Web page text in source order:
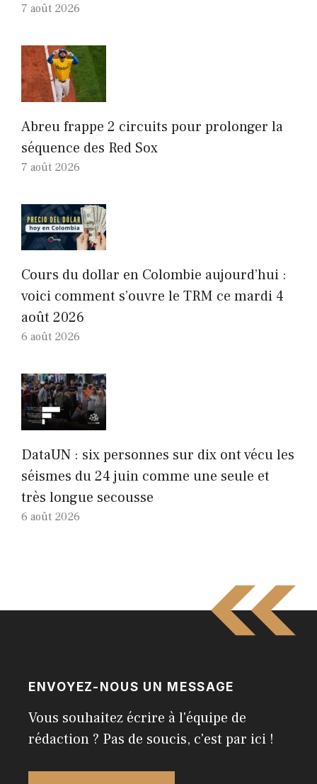
7 août 2026
Abreu frappe 2 circuits pour prolonger la
séquence des Red Sox
7 août 2026
Cours du dollar en Colombie aujourd’hui :
voici comment s’ouvre le TRM ce mardi 4
août 2026
6 août 2026
DataUN : six personnes sur dix ont vécu les
séismes du 24 juin comme une seule et
très longue secousse
6 août 2026
ENVOYEZ-NOUS UN MESSAGE
Vous souhaitez écrire à l'équipe de
rédaction ? Pas de soucis, c'est par ici !